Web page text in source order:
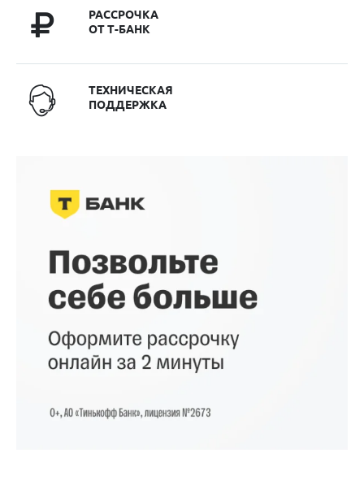
РАССРОЧКА
ОТ Т-БАНК
ТЕХНИЧЕСКАЯ
ПОДДЕРЖКА